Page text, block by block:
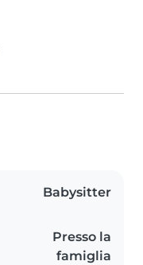
Babysitter
Presso la
famiglia